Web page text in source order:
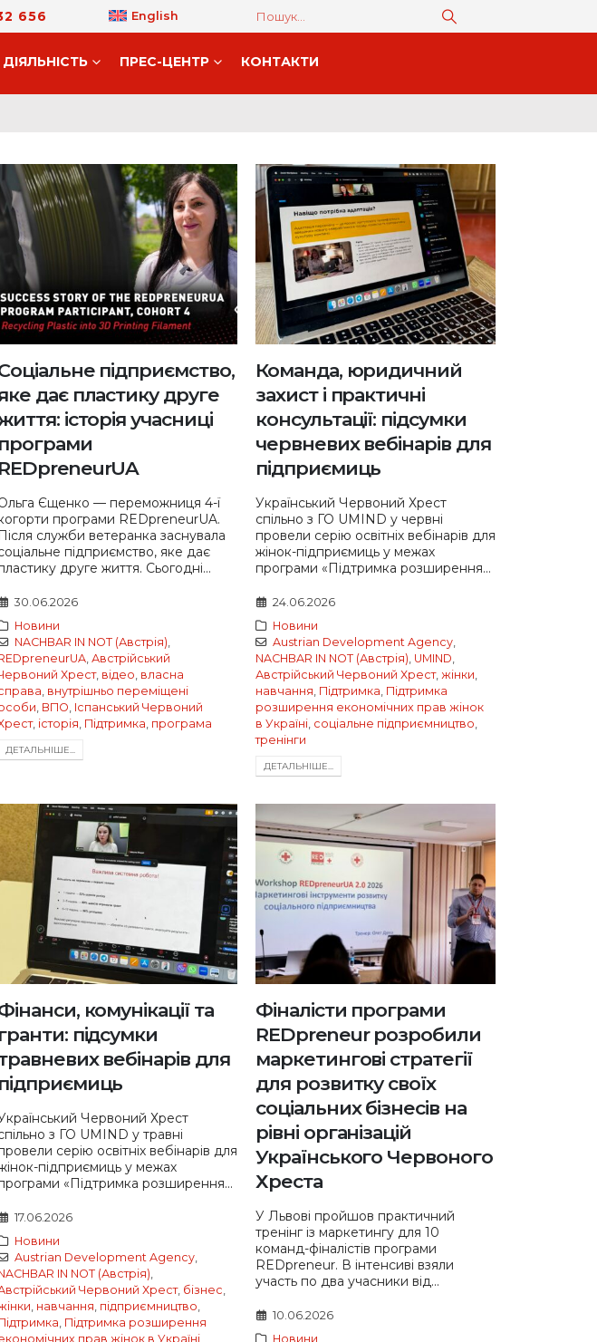
656 English
ДIЯЛЬНIСТЬ ПРЕС-ЦЕНТР КОНТАКТИ
підприємство,
дає пластику друге
історія учасниці
програми
REDpreneurUA
Єщенко — переможниця 4-ї
програми REDpreneurUA.
Після служби ветеранка заснувала
підприємство, яке дає
друге життя. Сьогодні...
30.06.2026
Новини
NACHBAR IN NOT (Австрія)
Австрійський
Хрест, відео власна
внутрішньо переміщені
ВПО Іспанський Червоний
, історія Підтримка програма
ДЕТАЛЬНIШЕ...
Команда, юридичний
захист і практичні
консультації: підсумки
червневих вебінарів для
підприємиць
Український Червоний Хрест
спільно з ГО UMIND у червні
провели серію освітніх вебінарів для
жінок-підприємиць у межах
програми «Підтримка розширення...
24.06.2026
Новини
Austrian Development Agency,
NACHBAR IN NOT (Австрія) UMIND
Австрійський Червоний Хрест, жінки
навчання Підтримка Підтримка
розширення економічних прав жінок
в Україні соціальне підприємництво
тренінги
ДЕТАЛЬНIШЕ...
комунікації та
гранти: підсумки
вебінарів для
підприємиць
Червоний Хрест
з ГО UMIND у травні
серію освітніх вебінарів для
підприємиць у межах
«Підтримка розширення...
17.06.2026
Новини
Austrian Development Agency,
IN NOT (Австрія)
Червоний Хрест, бізнес
навчання підприємництво
Підтримка розширення
прав жінок в Україні
Фіналісти програми
REDpreneur розробили
маркетингові стратегії
для розвитку своїх
соціальних бізнесів на
рівні організацій
Українського Червоного
Хреста
У Львові пройшов практичний
тренінг із маркетингу для 10
команд-фіналістів програми
REDpreneur. В інтенсиві взяли
участь по два учасники від...
10.06.2026
Новини